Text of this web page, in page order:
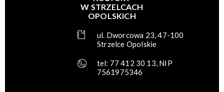
W STRZELCACH
OPOLSKICH
ul. Dworcowa 23, 47-100
Strzelce Opolskie
tel: 77 412 30 13, NIP
7561975346